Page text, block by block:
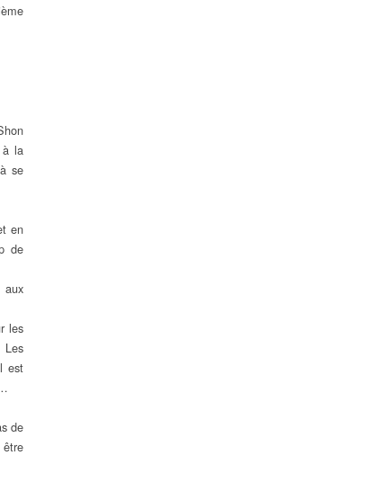
à la
se
en
de
les
est
de